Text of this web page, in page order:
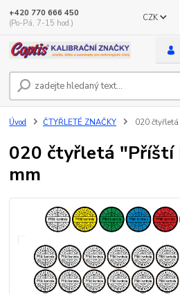
CZK
+420 770 666 450
(Po-Pá, 7-15 hod.)
Úvod ČTYŘLETÉ ZNAČKY 020
020 čtyřletá
mm